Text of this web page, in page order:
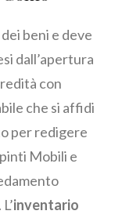
beni e deve
dall’apertura
con
che si affidi
per redigere
Mobili e
inventario